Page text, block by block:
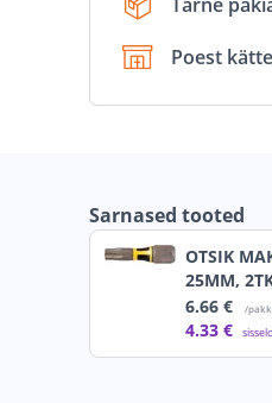
Poest
Sarnased tooted
OTSIK
25MM,
6.66 € /pakk
4.33 €